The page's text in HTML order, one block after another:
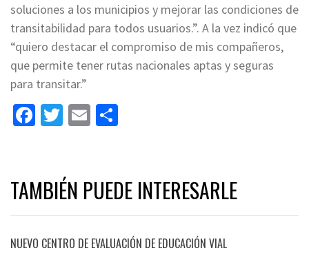
soluciones a los municipios y mejorar las condiciones de
transitabilidad para todos usuarios.”. A la vez indicó que
“quiero destacar el compromiso de mis compañeros,
que permite tener rutas nacionales aptas y seguras
para transitar.”
Facebook
Twitter
Email
TAMBIÉN PUEDE INTERESARLE
NUEVO CENTRO DE EVALUACIÓN DE EDUCACIÓN VIAL